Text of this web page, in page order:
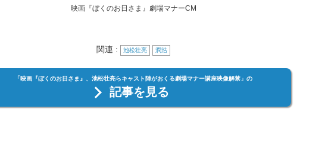
映画『ぼくのお日さま』劇場マナーCM
関連 : 池松壮亮 潤浩
「映画『ぼくのお日さま』、池松壮亮らキャスト陣がおくる劇場マナー講座映像解禁」の
記事を見る